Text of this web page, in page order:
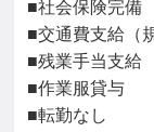
■社会保険完備
■交通費支給（
■残業手当支給
■作業服貸与
■転勤なし